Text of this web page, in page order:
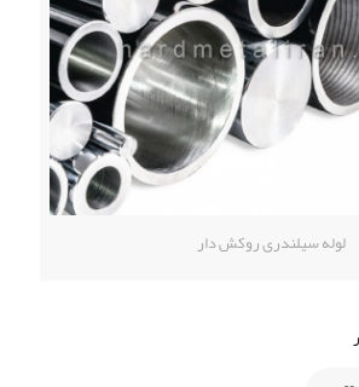
لوله سیلندری روکش دار